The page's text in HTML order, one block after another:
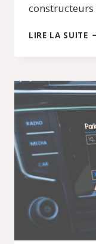
LIRE LA SUITE
: